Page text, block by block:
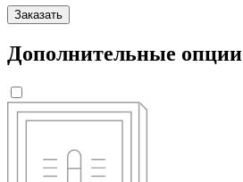
Заказать
Дополнительные опции